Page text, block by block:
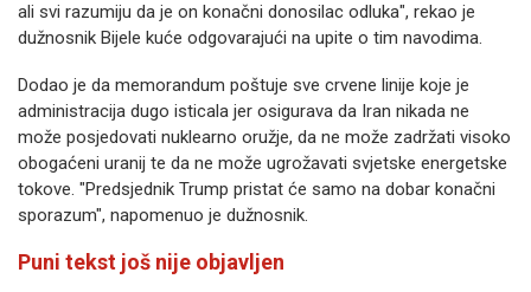
ali svi razumiju da je on konačni donosilac odluka", rekao je
dužnosnik Bijele kuće odgovarajući na upite o tim navodima.
Dodao je da memorandum poštuje sve crvene linije koje je
administracija dugo isticala jer osigurava da Iran nikada ne
može posjedovati nuklearno oružje, da ne može zadržati visoko
obogaćeni uranij te da ne može ugrožavati svjetske energetske
tokove. "Predsjednik Trump pristat će samo na dobar konačni
sporazum", napomenuo je dužnosnik.
Puni tekst još nije objavljen